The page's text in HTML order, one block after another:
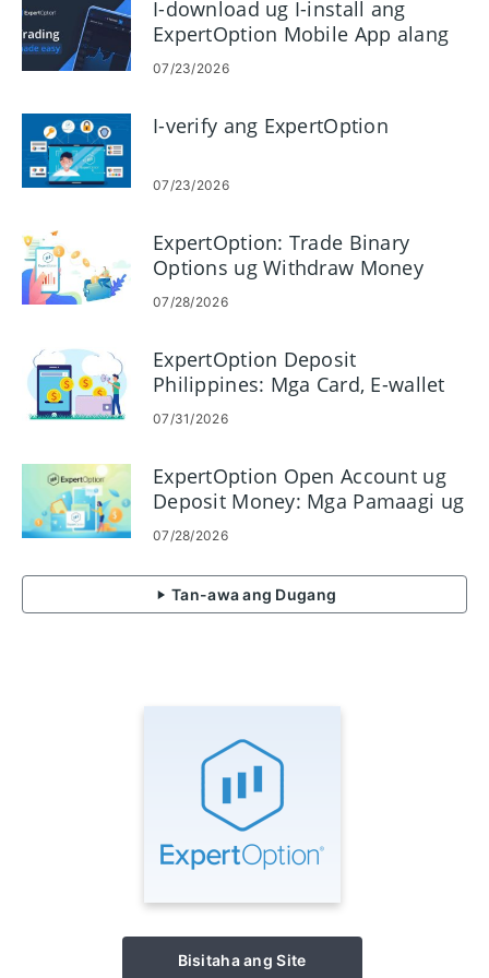
I-download ug I-install ang
ExpertOption Mobile App alang
sa Android ug iOS
07/23/2026
I-verify ang ExpertOption
07/23/2026
ExpertOption: Trade Binary
Options ug Withdraw Money
07/28/2026
ExpertOption Deposit
Philippines: Mga Card, E-wallet
ug Crypto
07/31/2026
ExpertOption Open Account ug
Deposit Money: Mga Pamaagi ug
Limitasyon
07/28/2026
Tan-awa ang Dugang
Bisitaha ang Site